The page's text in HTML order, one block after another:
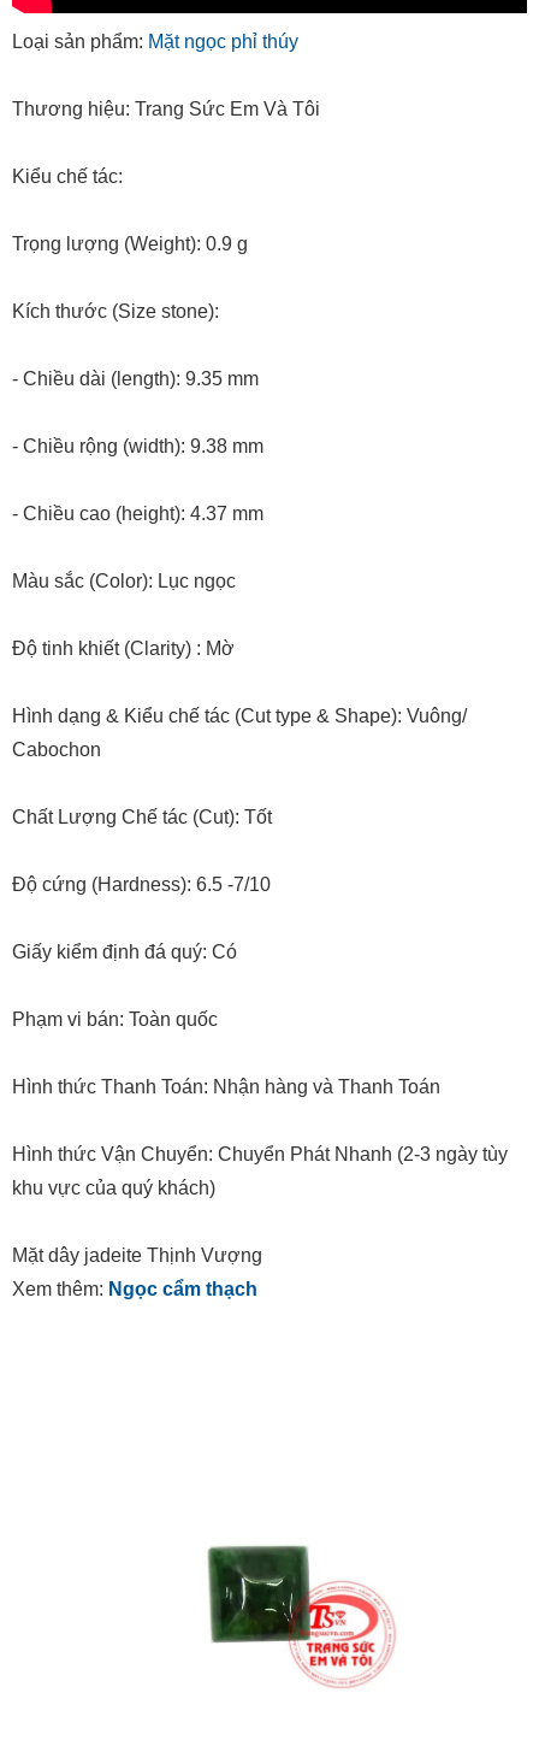
Loại sản phẩm: Mặt ngọc phỉ thúy
Thương hiệu: Trang Sức Em Và Tôi
Kiểu chế tác:
Trọng lượng (Weight): 0.9 g
Kích thước (Size stone):
- Chiều dài (length): 9.35 mm
- Chiều rộng (width): 9.38 mm
- Chiều cao (height): 4.37 mm
Màu sắc (Color): Lục ngọc
Độ tinh khiết (Clarity) : Mờ
Hình dạng & Kiểu chế tác (Cut type & Shape): Vuông/
Cabochon
Chất Lượng Chế tác (Cut): Tốt
Độ cứng (Hardness): 6.5 -7/10
Giấy kiểm định đá quý: Có
Phạm vi bán: Toàn quốc
Hình thức Thanh Toán: Nhận hàng và Thanh Toán
Hình thức Vận Chuyển: Chuyển Phát Nhanh (2-3 ngày tùy
khu vực của quý khách)
Mặt dây jadeite Thịnh Vượng
Xem thêm: Ngọc cẩm thạch